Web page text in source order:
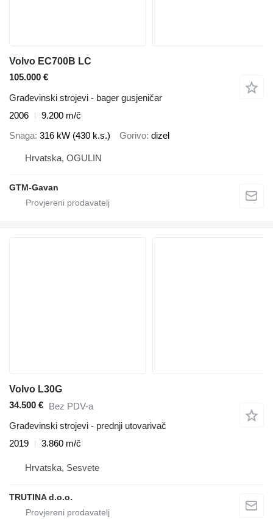
Volvo EC700B LC
105.000 €
Građevinski strojevi - bager gusjeničar
2006
9.200 m/č
Snaga 316 kW (430 k.s.) Gorivo dizel
Hrvatska, OGULIN
GTM-Gavan
Volvo L30G
34.500 € Bez PDV-a
Građevinski strojevi - prednji utovarivač
2019
3.860 m/č
Hrvatska, Sesvete
TRUTINA d.o.o.